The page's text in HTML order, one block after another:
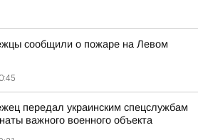
сообщили о пожаре на Левом
передал украинским спецслужбам
важного военного объекта